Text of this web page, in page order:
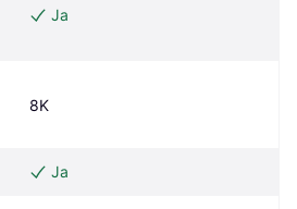
Ja
8K
Ja